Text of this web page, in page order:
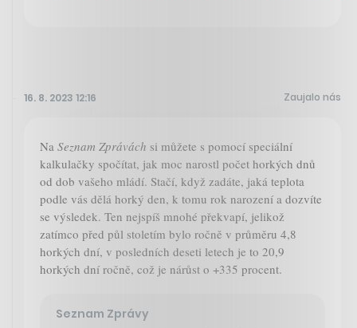
16. 8. 2023 12:16 Zaujalo nás
Na Seznam Zprávách si můžete s pomocí speciální
kalkulačky spočítat, jak moc narostl počet horkých dnů
od dob vašeho mládí. Stačí, když zadáte, jaká teplota
podle vás dělá horký den, k tomu rok narození a dozvíte
se výsledek. Ten nejspíš mnohé překvapí, jelikož
zatímco před půl stoletím bylo ročně v průměru 4,8
horkých dní, v posledních deseti letech je to 20,9
horkých dní ročně, což je nárůst o +335 procent.
Seznam Zprávy